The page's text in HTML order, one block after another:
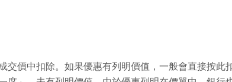
價中扣除。如果優惠有列明價值，一般會直接按此